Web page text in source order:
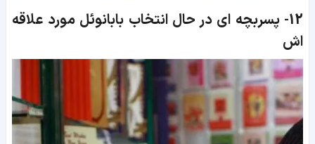
12- پسربچه ای در حال انتخاب بابانوئل مورد علاقه
اش